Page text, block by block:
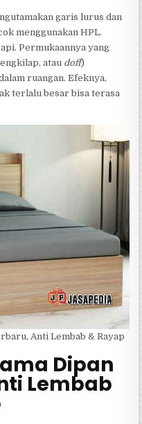
garis lurus dan
menggunakan HPL.
Permukaannya yang
atau doff)
ruangan. Efeknya,
terlalu besar bisa terasa
Anti Lembab & Rayap
Dipan
Lembab